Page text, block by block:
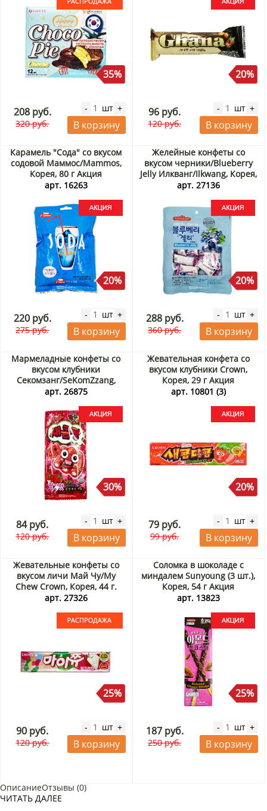
35%
208 руб.
320 руб.
- шт +
В корзину
20%
96 руб.
120 руб.
- шт +
В корзину
Карамель "Сода" со вкусом
содовой Маммос/Mammos,
Корея, 80 г Акция
арт. 16263
20%
220 руб.
275 руб.
- шт +
В корзину
Желейные конфеты со
вкусом черники/Blueberry
Jelly Илкванг/Ilkwang, Корея,
150 г Акция
арт. 27136
20%
288 руб.
360 руб.
- шт +
В корзину
Мармеладные конфеты со
вкусом клубники
Секомзанг/SeKomZzang,
Корея, 35 г Акция
арт. 26875
30%
84 руб.
120 руб.
- шт +
В корзину
Жевательная конфета со
вкусом клубники Crown,
Корея, 29 г Акция
арт. 10801 (3)
20%
79 руб.
99 руб.
- шт +
В корзину
Жевательные конфеты со
вкусом личи Май Чу/My
Chew Crown, Корея, 44 г.
Срок до 09.09.2026.
арт. 27326
25%
90 руб.
120 руб.
- шт +
В корзину
Соломка в шоколаде с
миндалем Sunyoung (3 шт.),
Корея, 54 г Акция
арт. 13823
25%
187 руб.
250 руб.
- шт +
В корзину
ОписаниеОтзывы (0)
ЧИТАТЬ ДАЛЕЕ